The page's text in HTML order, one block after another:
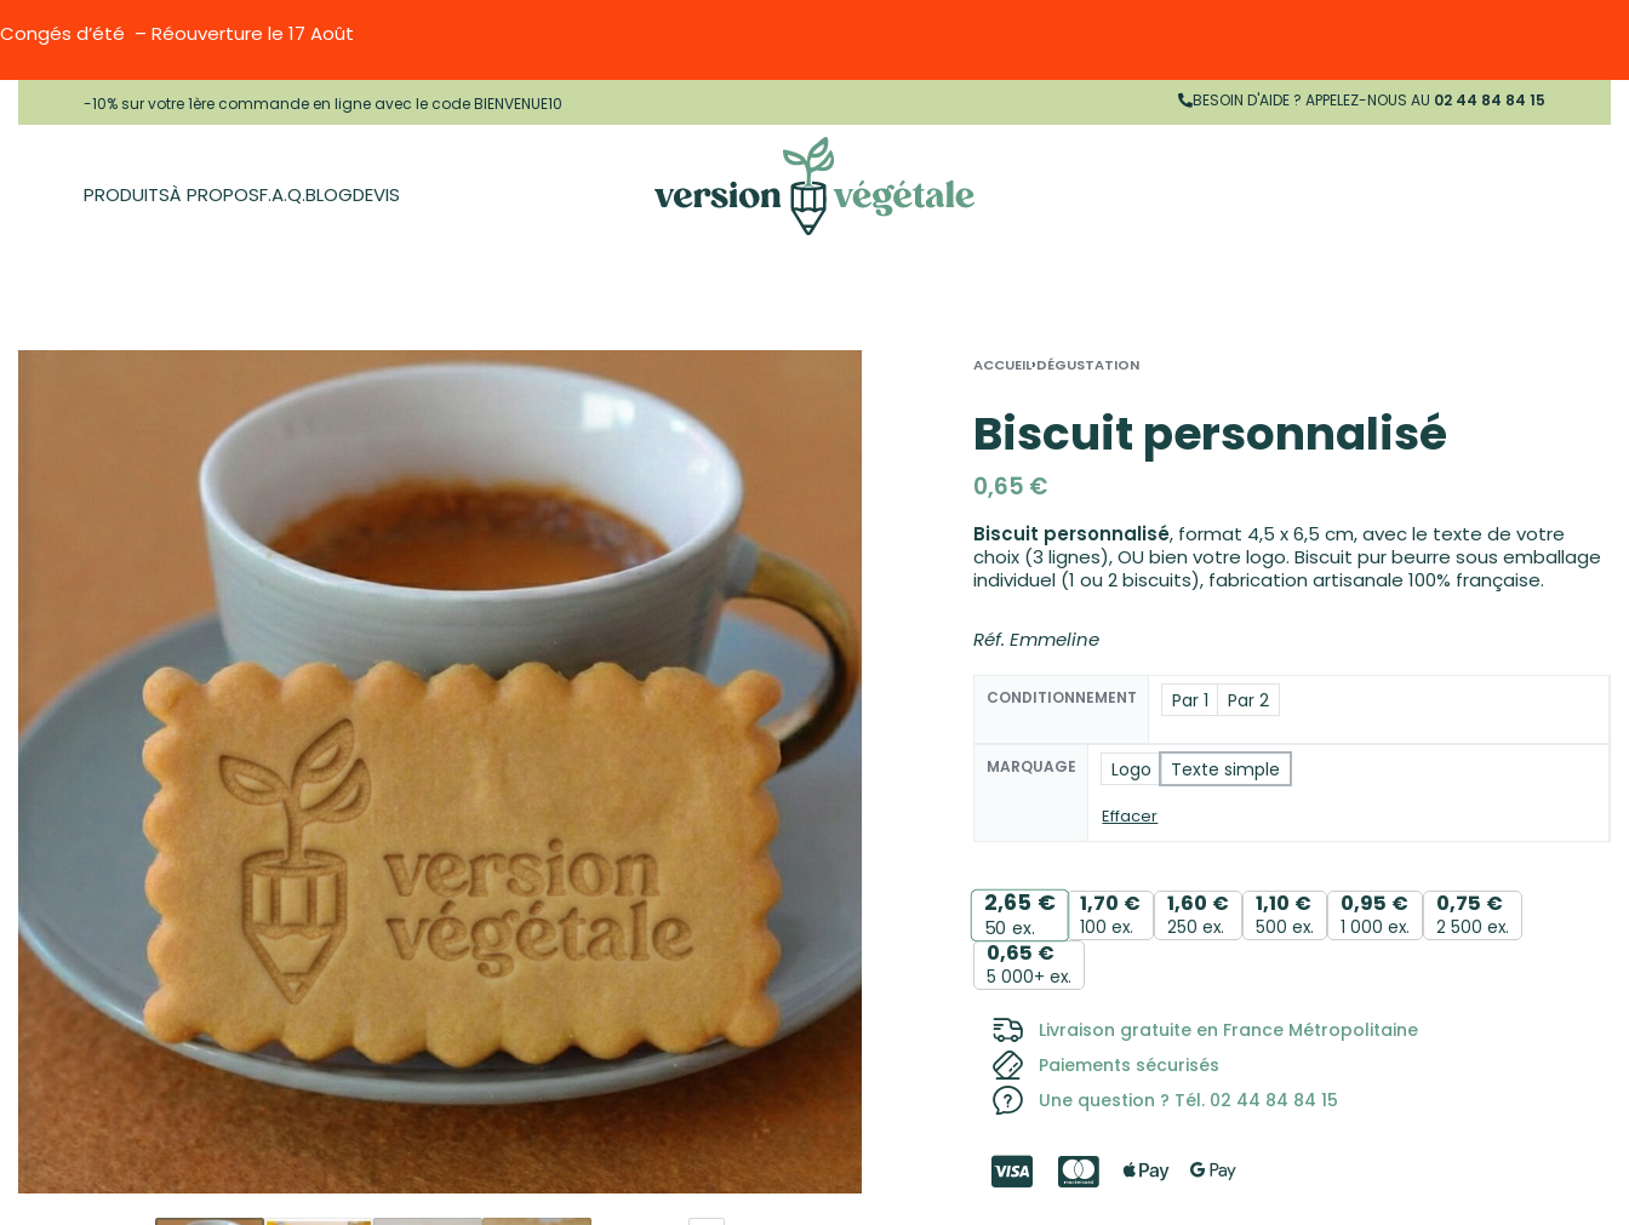
Congés d’été – Réouverture le 17 Août
-10% sur votre 1ère commande en ligne avec le code BIENVENUE10 BESOIN D'AIDE ? APPELEZ-NOUS AU 02 44 84 84 15
PRODUITSÀ PROPOSF.A.Q.BLOGDEVIS
ACCUEIL›DÉGUSTATION
Biscuit personnalisé
0,65 €
Biscuit personnalisé, format 4,5 x 6,5 cm, avec le texte de votre
choix (3 lignes), OU bien votre logo. Biscuit pur beurre sous emballage
individuel (1 ou 2 biscuits), fabrication artisanale 100% française.
Réf. Emmeline
CONDITIONNEMENT Par 1 Par 2
MARQUAGE Logo Texte simple
Effacer
2,65 €
50 ex.
1,70 €
100 ex.
1,60 €
250 ex.
1,10 €
500 ex.
0,95 €
1 000 ex.
0,75 €
2 500 ex.
0,65 €
5 000+ ex.
Livraison gratuite en France Métropolitaine
Paiements sécurisés
Une question ? Tél. 02 44 84 84 15